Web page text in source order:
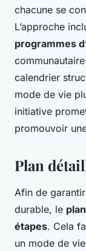
chacune se
L’approche
programmes
calendrier
mode de vie
initiative
promouvoir
Plan
Afin de
durable, le
étapes. Cela
un mode de